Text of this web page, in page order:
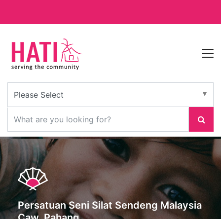
Persatuan Seni Silat Sendeng Malaysia